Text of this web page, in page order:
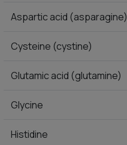
Aspartic acid (asparagine)
Cysteine (cystine)
Glutamic acid (glutamine)
Glycine
Histidine